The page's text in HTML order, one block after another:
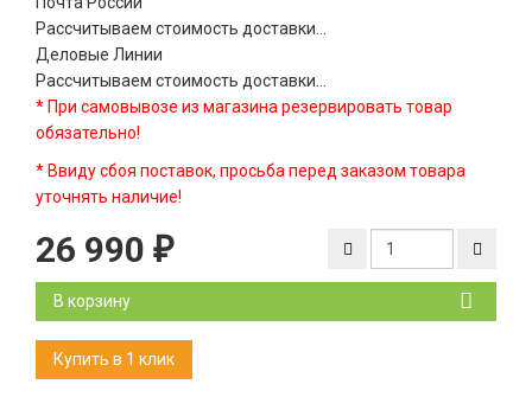
Рассчитываем стоимость доставки...
Деловые Линии
Рассчитываем стоимость доставки...
* При самовывозе из магазина резервировать товар
обязательно!
* Ввиду сбоя поставок, просьба перед заказом товара
уточнять наличие!
26 990 ₽
В корзину